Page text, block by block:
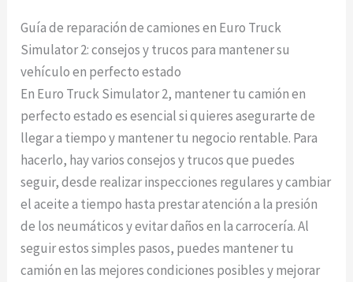
Guía de reparación de camiones en Euro Truck
Simulator 2: consejos y trucos para mantener su
vehículo en perfecto estado
En Euro Truck Simulator 2, mantener tu camión en
perfecto estado es esencial si quieres asegurarte de
llegar a tiempo y mantener tu negocio rentable. Para
hacerlo, hay varios consejos y trucos que puedes
seguir, desde realizar inspecciones regulares y cambiar
el aceite a tiempo hasta prestar atención a la presión
de los neumáticos y evitar daños en la carrocería. Al
seguir estos simples pasos, puedes mantener tu
camión en las mejores condiciones posibles y mejorar